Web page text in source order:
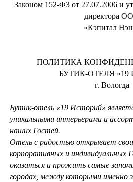
Законом 152-ФЗ от 27.07.2006 и
директора
«Кэпитал
ПОЛИТИКА
БУТИК-ОТЕЛЯ «19
г. Вологда
Бутик-отель «19 Историй»
уникальными интерьерами и
наших Гостей.
Отель с радостью открывает свои
корпоративных и индивидуальных
оказаться и прожить самые
городах, между которыми именно